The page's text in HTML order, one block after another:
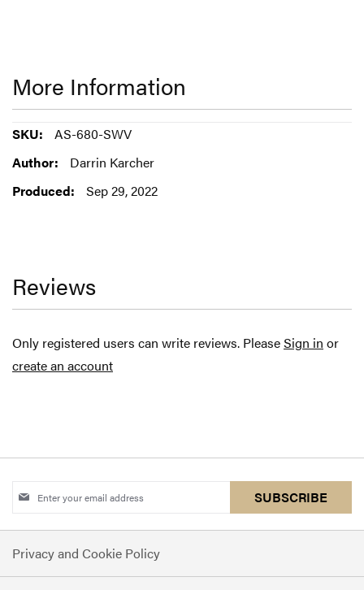
More Information
More
Information
AS-680-SWV
Darrin Karcher
Sep 29, 2022
Reviews
Only registered users can write reviews. PleaseSign in or
create an account
Sign
for
Our
Newsletter:
SUBSCRIBE
Privacy and Cookie Policy